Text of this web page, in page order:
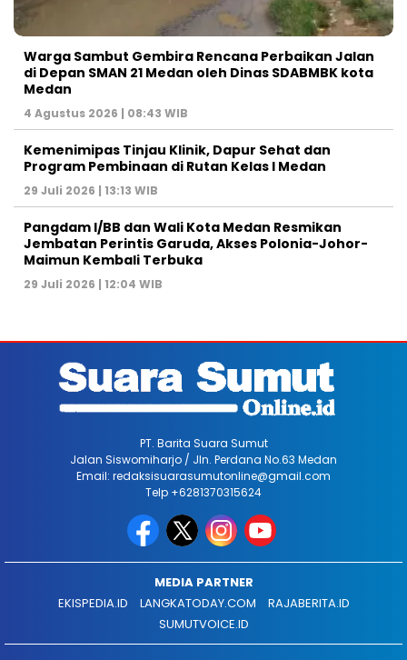
Warga Sambut Gembira Rencana Perbaikan Jalan
di Depan SMAN 21 Medan oleh Dinas SDABMBK kota
Medan
4 Agustus 2026 | 08:43 WIB
Kemenimipas Tinjau Klinik, Dapur Sehat dan
Program Pembinaan di Rutan Kelas I Medan
29 Juli 2026 | 13:13 WIB
Pangdam I/BB dan Wali Kota Medan Resmikan
Jembatan Perintis Garuda, Akses Polonia-Johor-
Maimun Kembali Terbuka
29 Juli 2026 | 12:04 WIB
PT. Barita Suara Sumut
Jalan Siswomiharjo / Jln. Perdana No.63 Medan
Email: redaksisuarasumutonline@gmail.com
Telp +6281370315624
MEDIA PARTNER
EKISPEDIA.ID
LANGKATODAY.COM
RAJABERITA.ID
SUMUTVOICE.ID